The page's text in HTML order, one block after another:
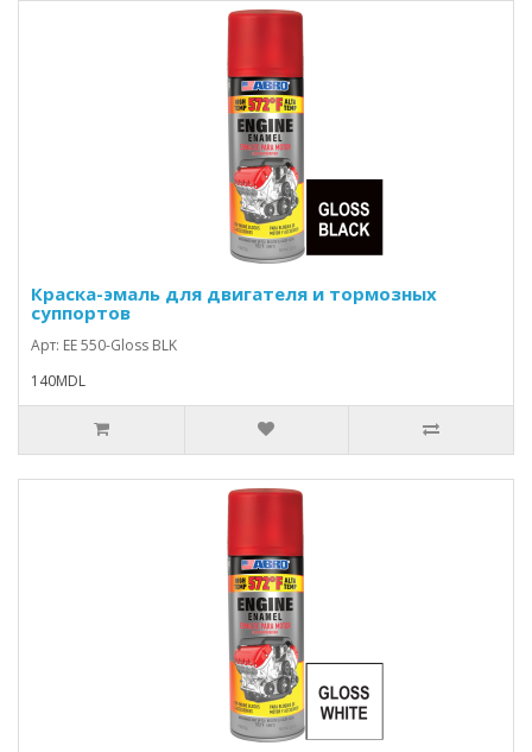
Краска-эмаль для двигателя и тормозных
суппортов
Арт: EE 550-Gloss BLK
140MDL